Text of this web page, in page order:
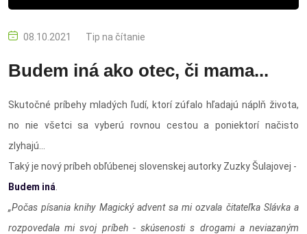
08.10.2021 Tip na čítanie
Budem iná ako otec, či mama...
Skutočné príbehy mladých ľudí, ktorí zúfalo hľadajú náplň života,
no nie všetci sa vyberú rovnou cestou a poniektorí načisto
zlyhajú...
Taký je nový príbeh obľúbenej slovenskej autorky Zuzky Šulajovej -
Budem iná
„Počas písania knihy Magický advent sa mi ozvala čitateľka Slávka a
rozpovedala mi svoj príbeh - skúsenosti s drogami a neviazaným